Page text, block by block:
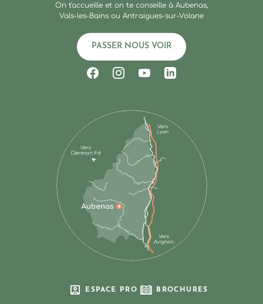
On t'accueille et on te conseille à Aubenas,
Vals-les-Bains ou Antraigues-sur-Volane
PASSER NOUS VOIR
Suivez-nous sur Facebook
Suivez-nous sur Instagram
Suivez-nous sur
Suivez-nous sur
ESPACE PRO BROCHURES